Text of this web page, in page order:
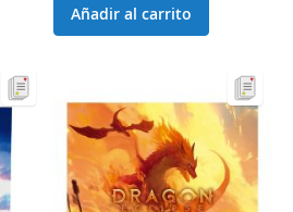
Añadir al carrito